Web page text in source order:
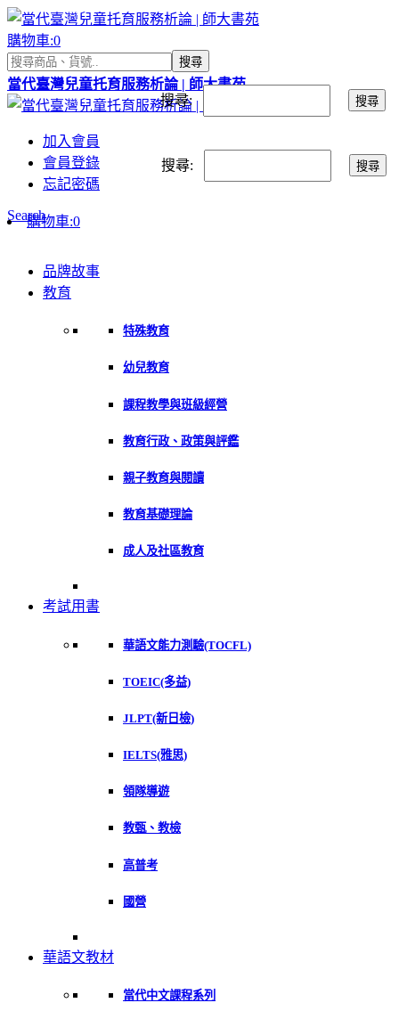
購物車:0
搜尋
當代臺灣兒童托育服務析論 | 師大書苑
加入會員
會員登錄
忘記密碼
搜尋: 搜尋
搜尋: 搜尋
Search購物車:0
品牌故事
教育
特殊教育
幼兒教育
課程教學與班級經營
教育行政、政策與評鑑
親子教育與閱讀
教育基礎理論
成人及社區教育
考試用書
華語文能力測驗(TOCFL)
TOEIC(多益)
JLPT(新日檢)
IELTS(雅思)
領隊導遊
教甄、教檢
高普考
國營
華語文教材
當代中文課程系列